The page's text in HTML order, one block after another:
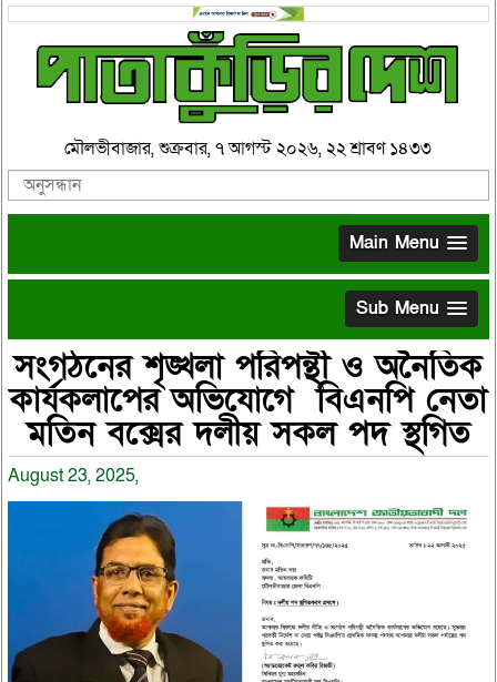
মৌলভীবাজার, শুক্রবার, ৭ আগস্ট ২০২৬, ২২ শ্রাবণ ১৪৩৩
Main Menu
Sub Menu
সংগঠনের শৃঙ্খলা পরিপন্থী ও অনৈতিক
কার্যকলাপের অভিযোগে বিএনপি নেতা
মতিন বক্সের দলীয় সকল পদ স্থগিত
August 23, 2025,